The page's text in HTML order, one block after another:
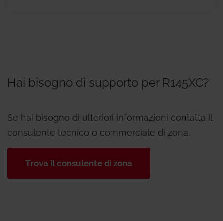
Hai bisogno di supporto per R145XC?
Se hai bisogno di ulteriori informazioni contatta il
consulente tecnico o commerciale di zona.
Trova il consulente di zona